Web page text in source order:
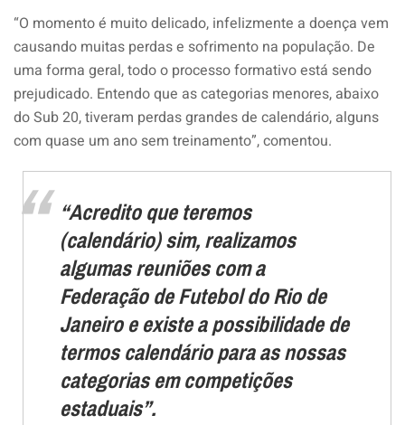
“O momento é muito delicado, infelizmente a doença vem
causando muitas perdas e sofrimento na população. De
uma forma geral, todo o processo formativo está sendo
prejudicado. Entendo que as categorias menores, abaixo
do Sub 20, tiveram perdas grandes de calendário, alguns
com quase um ano sem treinamento”, comentou.
“Acredito que teremos
(calendário) sim, realizamos
algumas reuniões com a
Federação de Futebol do Rio de
Janeiro e existe a possibilidade de
termos calendário para as nossas
categorias em competições
estaduais”.